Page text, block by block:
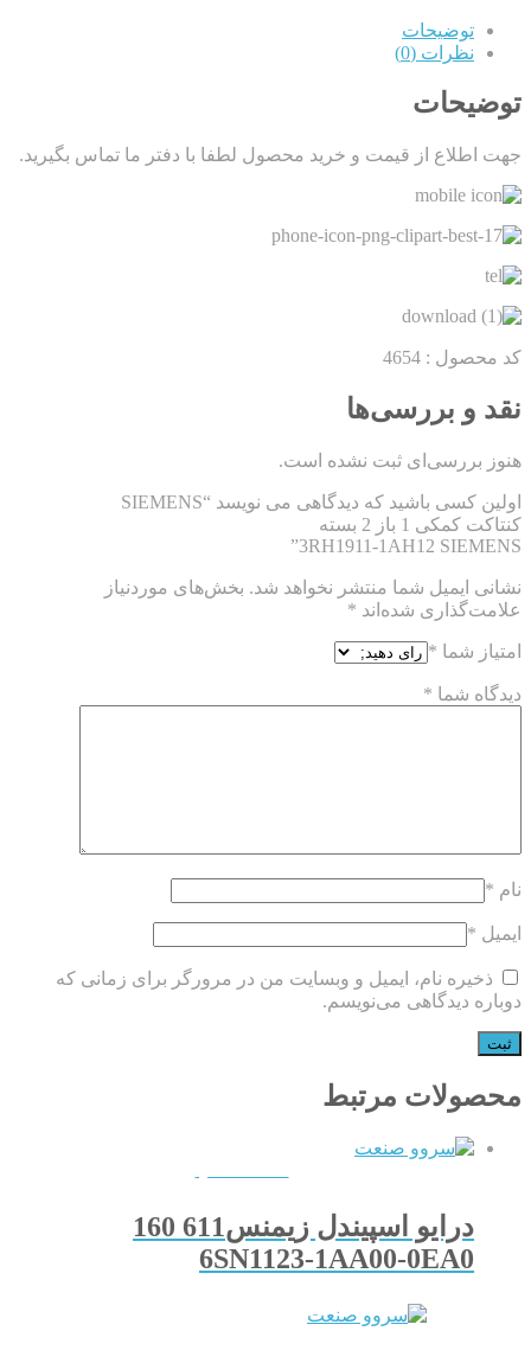
توضیحات
نظرات (0)
توضیحات
جهت اطلاع از قیمت و خرید محصول لطفا با دفتر ما تماس بگیرید.
کد محصول : 4654
نقد و بررسی‌ها
هنوز بررسی‌ای ثبت نشده است.
اولین کسی باشید که دیدگاهی می نویسد “SIEMENS
کنتاکت کمکی 1 باز 2 بسته
3RH1911-1AH12 SIEMENS”
نشانی ایمیل شما منتشر نخواهد شد. بخش‌های موردنیاز
علامت‌گذاری شده‌اند *
امتیاز شما *
دیدگاه شما *
نام *
ایمیل *
ذخیره نام، ایمیل و وبسایت من در مرورگر برای زمانی که
دوباره دیدگاهی می‌نویسم.
محصولات مرتبط
درایو اسپیندل زیمنس611 160
6SN1123-1AA00-0EA0